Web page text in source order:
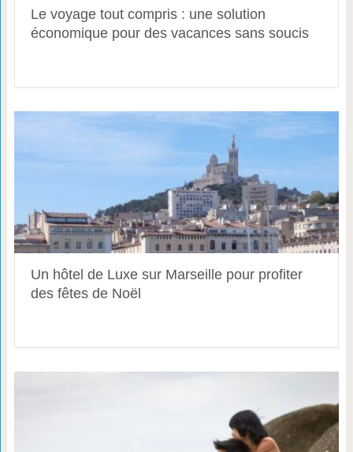
Le voyage tout compris : une solution
économique pour des vacances sans soucis
Un hôtel de Luxe sur Marseille pour profiter
des fêtes de Noël